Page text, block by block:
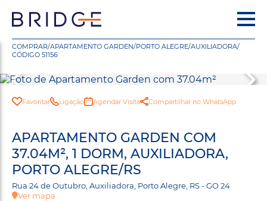
COMPRAR/APARTAMENTO GARDEN/PORTO ALEGRE/AUXILIADORA/
CÓDIGO 51156
Favoritar Ligação Agendar Visita Compartilhar no WhatsApp
APARTAMENTO GARDEN COM
37.04M², 1 DORM, AUXILIADORA,
PORTO ALEGRE/RS
Rua 24 de Outubro, Auxiliadora, Porto Alegre, RS - GO 24
Ver mapa